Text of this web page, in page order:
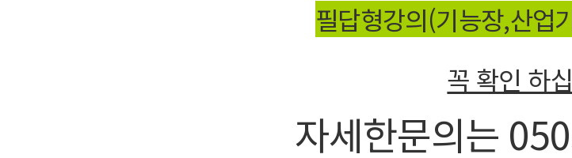
필답형강의(기능장,산업
꼭 확인 하
자세한문의는